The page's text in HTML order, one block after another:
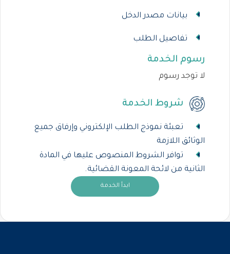
بيانات مصدر الدخل
تفاصيل الطلب
رسوم الخدمة
لا توجد رسوم
شروط الخدمة
تعبئة نموذج الطلب الإلكتروني وإرفاق جميع
الوثائق اللازمة
توافر الشروط المنصوص عليها في المادة
الثانية من لائحة المعونة القضائية.
ابدأ الخدمة